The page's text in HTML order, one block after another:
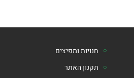
חנויות ומפיצים
תקנון האתר